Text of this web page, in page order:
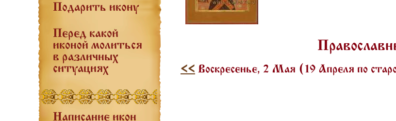
Подарить икону
Перед какой
иконой молиться
в различных
ситуациях
Написание икон
<< Воскресенье, 2 Мая (19 Апреля по